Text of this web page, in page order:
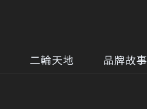
二輪天地 品牌故事